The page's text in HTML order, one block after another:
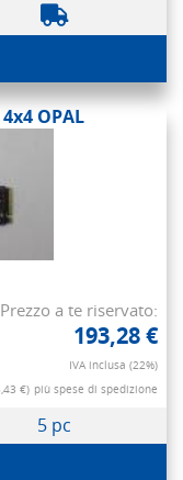
OPAL
Prezzo a te riservato:
193,28 €
IVA inclusa (22%)
€) più spese di spedizione
5 pc